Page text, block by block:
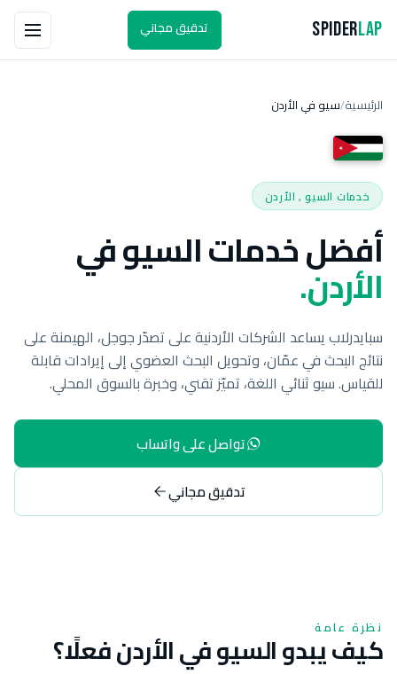
SpiderLap تدقيق مجاني
الرئيسية/سيو في الأردن
خدمات السيو , الأردن
أفضل خدمات السيو في
الأردن.
سبايدرلاب يساعد الشركات الأردنية على تصدّر جوجل، الهيمنة على
نتائج البحث في عمّان، وتحويل البحث العضوي إلى إيرادات قابلة
للقياس. سيو ثنائي اللغة، تميّز تقني، وخبرة بالسوق المحلي.
تواصل على واتساب
تدقيق مجاني
نظرة عامة
كيف يبدو السيو في الأردن فعلًا؟